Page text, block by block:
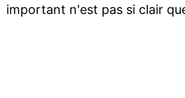
important n'est pas si clair